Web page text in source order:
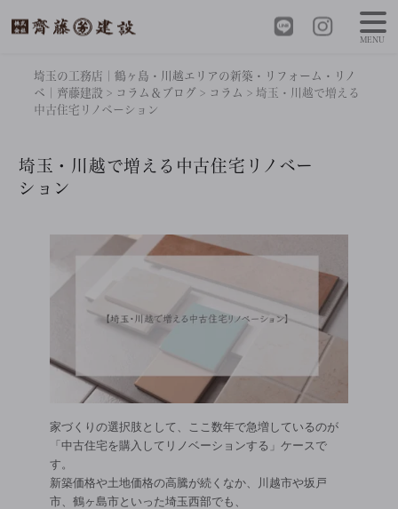
埼玉の工務店｜鶴ヶ島・川越エリアの新築・リフォーム・リノ
ベ｜齊藤建設 > コラム＆ブログ > コラム > 埼玉・川越で増える
中古住宅リノベーション
埼玉・川越で増える中古住宅リノベー
ション
家づくりの選択肢として、ここ数年で急増しているのが
「中古住宅を購入してリノベーションする」ケースで
す。
新築価格や土地価格の高騰が続くなか、川越市や坂戸
市、鶴ヶ島市といった埼玉西部でも、
MENU